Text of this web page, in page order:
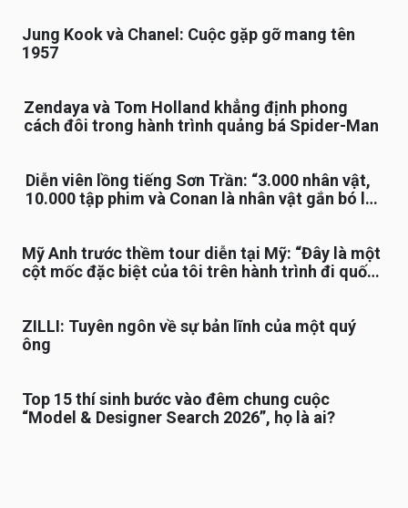
Jung Kook và Chanel: Cuộc gặp gỡ mang tên
1957
Zendaya và Tom Holland khẳng định phong
cách đôi trong hành trình quảng bá Spider-Man
Diễn viên lồng tiếng Sơn Trần: “3.000 nhân vật,
10.000 tập phim và Conan là nhân vật gắn bó lâu
Mỹ Anh trước thềm tour diễn tại Mỹ: “Đây là một
cột mốc đặc biệt của tôi trên hành trình đi quốc
ZILLI: Tuyên ngôn về sự bản lĩnh của một quý
ông
Top 15 thí sinh bước vào đêm chung cuộc
“Model & Designer Search 2026”, họ là ai?